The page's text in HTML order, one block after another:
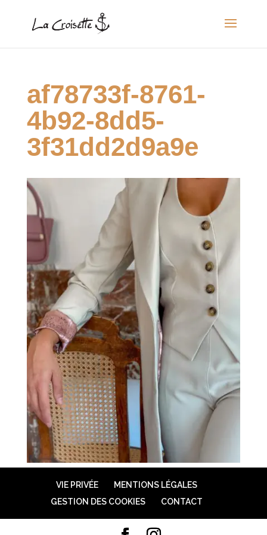
af78733f-8761-
4b92-8dd5-
3f31dd2d9a9e
VIE PRIVÉE
MENTIONS LÉGALES
GESTION DES COOKIES
CONTACT